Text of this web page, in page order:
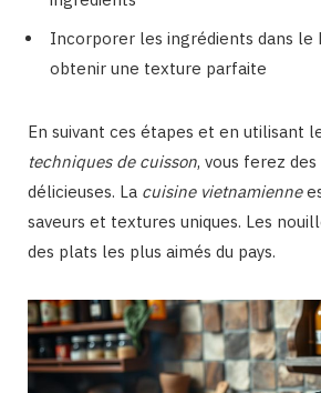
Incorporer les ingrédients dans le
obtenir une texture parfaite
En suivant ces étapes et en utilisant
techniques de cuisson, vous ferez
délicieuses. La cuisine vietnamienne
saveurs et textures uniques. Les
des plats les plus aimés du pays.